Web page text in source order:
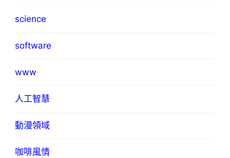
science
software
www
人工智慧
動漫領域
咖啡風情